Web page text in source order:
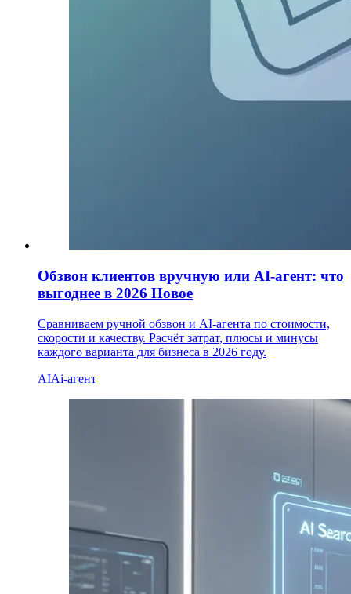
Обзвон клиентов вручную или AI-агент: что
выгоднее в 2026 Новое
Сравниваем ручной обзвон и AI-агента по стоимости,
скорости и качеству. Расчёт затрат, плюсы и минусы
каждого варианта для бизнеса в 2026 году.
AIAi-агент